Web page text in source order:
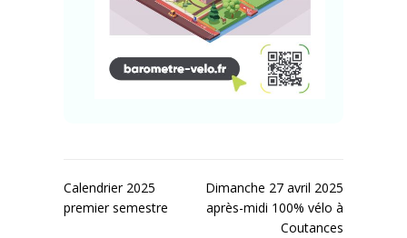
Navigation
de
Calendrier 2025
premier semestre
Dimanche 27 avril 2025
après-midi 100% vélo à
Coutances